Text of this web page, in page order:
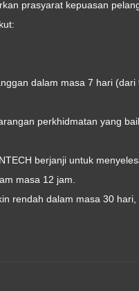
prasyarat kepuasan
dalam masa 7 hari
perkhidmatan yang
berjanji untuk
masa 12 jam.
rendah dalam masa 30 hari,